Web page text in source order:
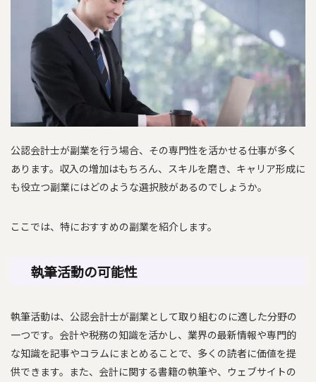
公認会計士が副業を行う場合、その専門性を活かせる仕事が多く
あります。収入の増加はもちろん、スキルを磨き、キャリア形成に
も役立つ副業にはどのような選択肢があるのでしょうか。
ここでは、特におすすめの副業を紹介します。
執筆活動の可能性
執筆活動は、公認会計士が副業として取り組むのに適した分野の
一つです。会計や税務の知識を活かし、業界の最新情報や専門的
な知識を記事やコラムにまとめることで、多くの読者に価値を提
供できます。また、会計に関する書籍の執筆や、ウェブサイトの